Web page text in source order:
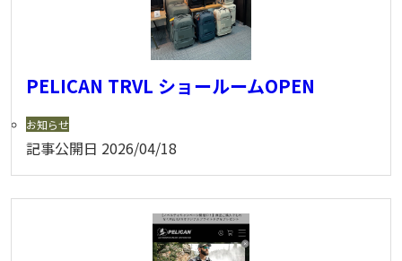
PELICAN TRVL ショールームOPEN
お知らせ
記事公開日 2026/04/18